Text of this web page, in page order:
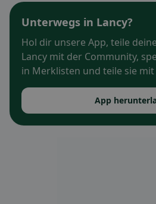
Unterwegs in Lancy?
Hol dir unsere App, teile
Lancy mit der Community,
in Merklisten und teile sie
App